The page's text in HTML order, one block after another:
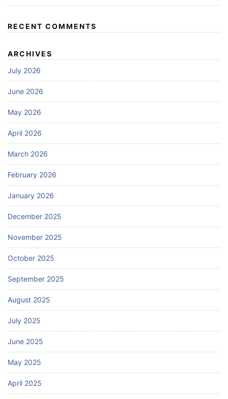
RECENT COMMENTS
ARCHIVES
July 2026
June 2026
May 2026
April 2026
March 2026
February 2026
January 2026
December 2025
November 2025
October 2025
September 2025
August 2025
July 2025
June 2025
May 2025
April 2025